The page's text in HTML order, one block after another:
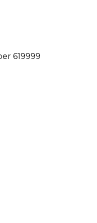
619999